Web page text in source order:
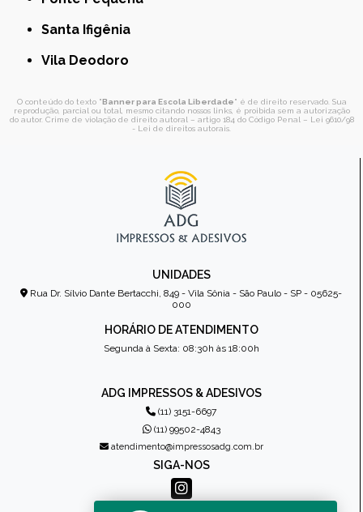
Santa Ifigênia
Vila Deodoro
O conteúdo do texto "Banner para Escola Liberdade" é de direito reservado. Sua
reprodução, parcial ou total, mesmo citando nossos links, é proibida sem a autorização
do autor. Crime de violação de direito autoral – artigo 184 do Código Penal – Lei 9610/98
- Lei de direitos autorais.
UNIDADES
Rua Dr. Sílvio Dante Bertacchi, 849 - Vila Sônia - São Paulo - SP - 05625-
000
HORÁRIO DE ATENDIMENTO
Segunda à Sexta: 08:30h às 18:00h
ADG IMPRESSOS & ADESIVOS
(11) 3151-6697
(11) 99502-4843
atendimento@impressosadg.com.br
SIGA-NOS